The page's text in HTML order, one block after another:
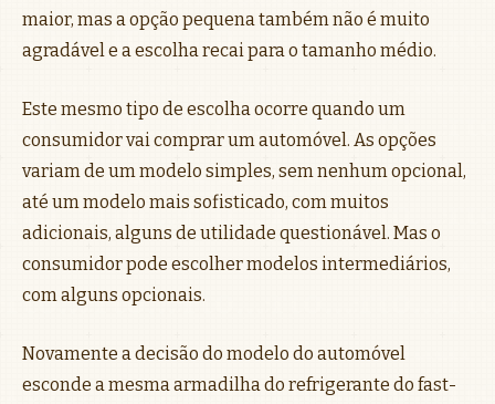
maior, mas a opção pequena também não é muito
agradável e a escolha recai para o tamanho médio.
Este mesmo tipo de escolha ocorre quando um
consumidor vai comprar um automóvel. As opções
variam de um modelo simples, sem nenhum opcional,
até um modelo mais sofisticado, com muitos
adicionais, alguns de utilidade questionável. Mas o
consumidor pode escolher modelos intermediários,
com alguns opcionais.
Novamente a decisão do modelo do automóvel
esconde a mesma armadilha do refrigerante do fast-